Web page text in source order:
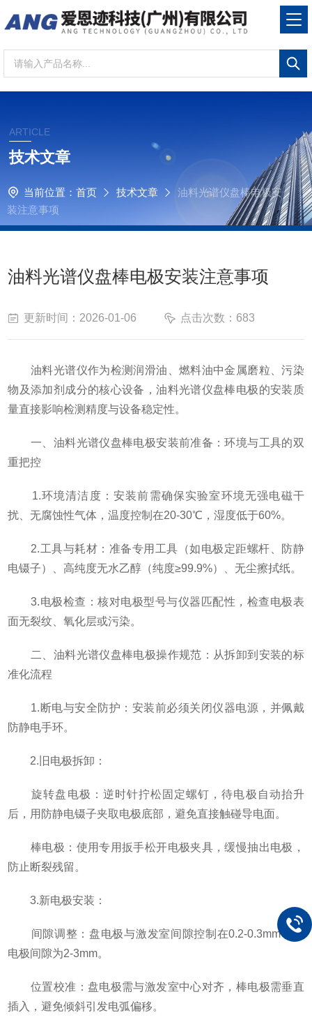
ARTICLE
技术文章
当前位置： 首页 技术文章
油料光谱仪盘棒电极安
装注意事项
油料光谱仪盘棒电极安装注意事项
更新时间：2026-01-06 点击次数：683
油料光谱仪作为检测润滑油、燃料油中金属磨粒、污染
物及添加剂成分的核心设备，油料光谱仪盘棒电极的安装质
量直接影响检测精度与设备稳定性。
一、油料光谱仪盘棒电极安装前准备：环境与工具的双
重把控
1.环境清洁度：安装前需确保实验室环境无强电磁干
扰、无腐蚀性气体，温度控制在20-30℃，湿度低于60%。
2.工具与耗材：准备专用工具（如电极定距螺杆、防静
电镊子）、高纯度无水乙醇（纯度≥99.9%）、无尘擦拭纸。
3.电极检查：核对电极型号与仪器匹配性，检查电极表
面无裂纹、氧化层或污染。
二、油料光谱仪盘棒电极操作规范：从拆卸到安装的标
准化流程
1.断电与安全防护：安装前必须关闭仪器电源，并佩戴
防静电手环。
2.旧电极拆卸：
旋转盘电极：逆时针拧松固定螺钉，待电极自动抬升
后，用防静电镊子夹取电极底部，避免直接触碰导电面。
棒电极：使用专用扳手松开电极夹具，缓慢抽出电极，
防止断裂残留。
3.新电极安装：
间隙调整：盘电极与激发室间隙控制在0.2-0.3mm，棒
电极间隙为2-3mm。
位置校准：盘电极需与激发室中心对齐，棒电极需垂直
插入，避免倾斜引发电弧偏移。